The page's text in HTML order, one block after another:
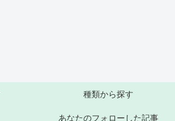
種類から探す
あなたのフォローした記事